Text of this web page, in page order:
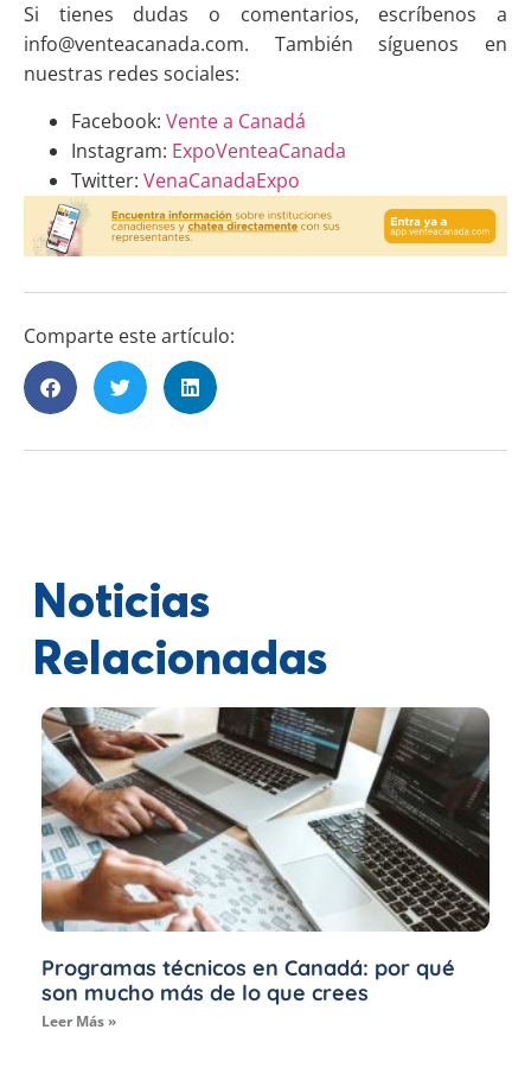
Si tienes dudas o comentarios, escríbenos a
info@venteacanada.com. También síguenos en
nuestras redes sociales:
Facebook: Vente a Canadá
Instagram: ExpoVenteaCanada
Twitter: VenaCanadaExpo
Comparte este artículo:
Noticias
Relacionadas
Programas técnicos en Canadá: por qué
son mucho más de lo que crees
Leer Más »